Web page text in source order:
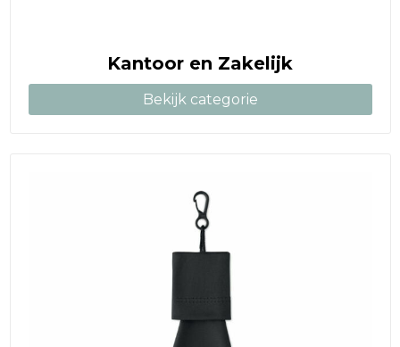
Kantoor en Zakelijk
Bekijk categorie